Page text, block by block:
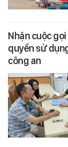
Nhận cuộc
quyền sử
công an